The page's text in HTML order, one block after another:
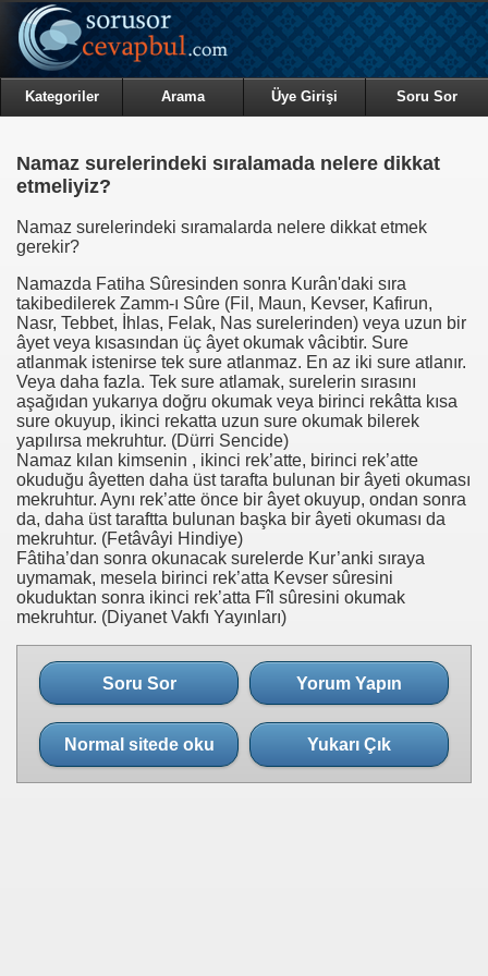
Kategoriler Arama Üye Girişi Soru Sor
Namaz surelerindeki sıralamada nelere dikkat
etmeliyiz?
Namaz surelerindeki sıramalarda nelere dikkat etmek
gerekir?
Namazda Fatiha Sûresinden sonra Kurân'daki sıra
takibedilerek Zamm-ı Sûre (Fil, Maun, Kevser, Kafirun,
Nasr, Tebbet, İhlas, Felak, Nas surelerinden) veya uzun bir
âyet veya kısasından üç âyet okumak vâcibtir. Sure
atlanmak istenirse tek sure atlanmaz. En az iki sure atlanır.
Veya daha fazla. Tek sure atlamak, surelerin sırasını
aşağıdan yukarıya doğru okumak veya birinci rekâtta kısa
sure okuyup, ikinci rekatta uzun sure okumak bilerek
yapılırsa mekruhtur. (Dürri Sencide)
Namaz kılan kimsenin , ikinci rek’atte, birinci rek’atte
okuduğu âyetten daha üst tarafta bulunan bir âyeti okuması
mekruhtur. Aynı rek’atte önce bir âyet okuyup, ondan sonra
da, daha üst taraftta bulunan başka bir âyeti okuması da
mekruhtur. (Fetâvâyi Hindiye)
Fâtiha’dan sonra okunacak surelerde Kur’anki sıraya
uymamak, mesela birinci rek’atta Kevser sûresini
okuduktan sonra ikinci rek’atta Fîl sûresini okumak
mekruhtur. (Diyanet Vakfı Yayınları)
Soru Sor Yorum Yapın
Normal sitede oku Yukarı Çık